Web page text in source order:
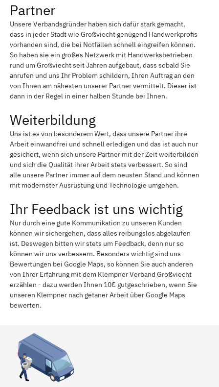
Partner
Unsere Verbandsgründer haben sich dafür stark gemacht,
dass in jeder Stadt wie Großviecht genügend Handwerkprofis
vorhanden sind, die bei Notfällen schnell eingreifen können.
So haben sie ein großes Netzwerk mit Handwerksbetrieben
rund um Großviecht seit Jahren aufgebaut, dass sobald Sie
anrufen und uns Ihr Problem schildern, Ihren Auftrag an den
von Ihnen am nähesten unserer Partner vermittelt. Dieser ist
dann in der Regel in einer halben Stunde bei Ihnen.
Weiterbildung
Uns ist es von besonderem Wert, dass unsere Partner ihre
Arbeit einwandfrei und schnell erledigen und das ist auch nur
gesichert, wenn sich unsere Partner mit der Zeit weiterbilden
und sich die Qualität ihrer Arbeit stets verbessert. So sind
alle unsere Partner immer auf dem neusten Stand und können
mit modernster Ausrüstung und Technologie umgehen.
Ihr Feedback ist uns wichtig
Nur durch eine gute Kommunikation zu unseren Kunden
können wir sichergehen, dass alles reibungslos abgelaufen
ist. Deswegen bitten wir stets um Feedback, denn nur so
können wir uns verbessern. Besonders wichtig sind uns
Bewertungen bei Google Maps, so können Sie auch anderen
von Ihrer Erfahrung mit dem Klempner Verband Großviecht
erzählen - dazu werden Ihnen 10€ gutgeschrieben, wenn Sie
unseren Klempner nach getaner Arbeit über Google Maps
bewerten.